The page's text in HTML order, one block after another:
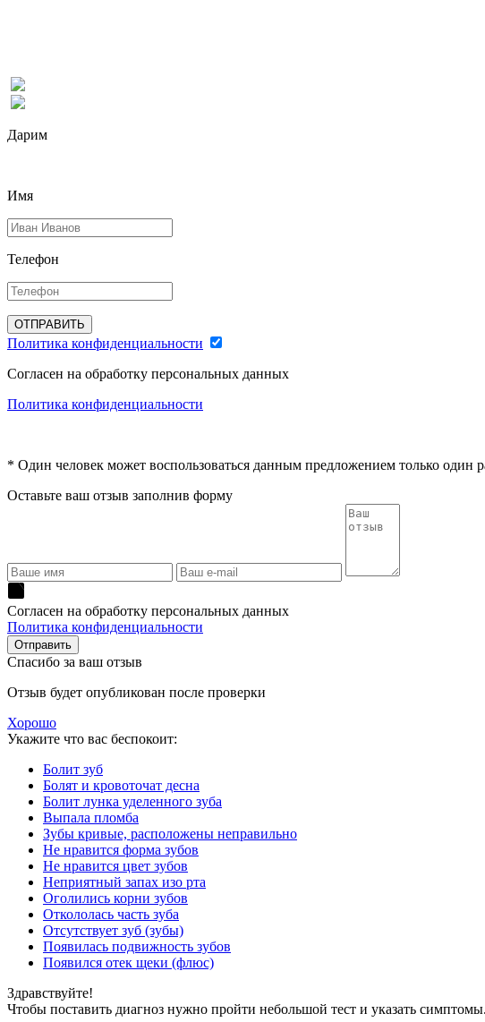
Дарим
Имя
Телефон
ОТПРАВИТЬ
Политика конфиденциальности
Согласен на обработку персональных данных
Политика конфиденциальности
* Один человек может воспользоваться данным предложением только один
Оставьте ваш отзыв заполнив форму
Согласен на обработку персональных данных
Политика конфиденциальности
Спасибо за ваш отзыв
Отзыв будет опубликован после проверки
Хорошо
Укажите что вас беспокоит:
Болит зуб
Болят и кровоточат десна
Болит лунка уделенного зуба
Выпала пломба
Зубы кривые, расположены неправильно
Не нравится форма зубов
Не нравится цвет зубов
Неприятный запах изо рта
Оголились корни зубов
Откололась часть зуба
Отсутствует зуб (зубы)
Появилась подвижность зубов
Появился отек щеки (флюс)
Здравствуйте!
Чтобы поставить диагноз нужно пройти небольшой тест и указать симптомы.